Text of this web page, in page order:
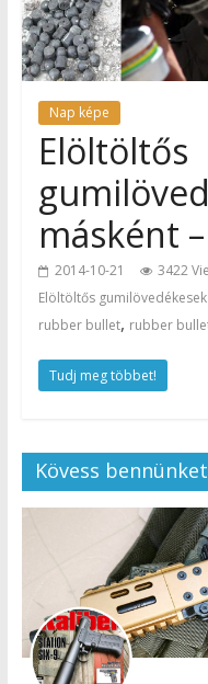
Nap képe
Elöltöltős
másként
2014-10-21 3422
Elöltöltős
rubber bullet, rubber
Tudj meg többet!
Kövess